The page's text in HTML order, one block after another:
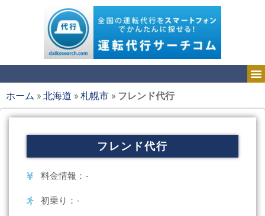
ホーム »北海道 »札幌市 » フレンド代行
フレンド代行
料金情報：-
初乗り：-